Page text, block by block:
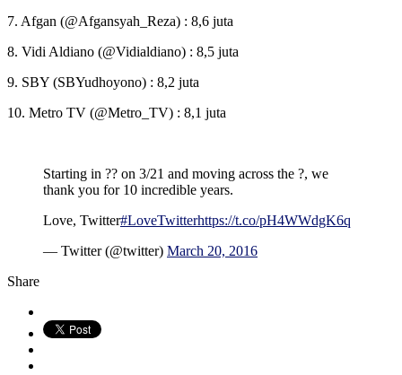
7. Afgan (@Afgansyah_Reza) : 8,6 juta
8. Vidi Aldiano (@Vidialdiano) : 8,5 juta
9. SBY (SBYudhoyono) : 8,2 juta
10. Metro TV (@Metro_TV) : 8,1 juta
Starting in ?? on 3/21 and moving across the ?, we
thank you for 10 incredible years.
Love, Twitter#LoveTwitterhttps://t.co/pH4WWdgK6q
— Twitter (@twitter) March 20, 2016
Share